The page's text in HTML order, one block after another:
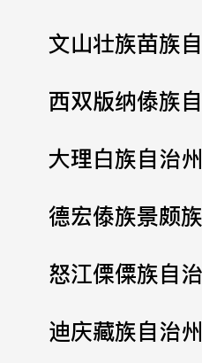
文山壮族苗族
西双版纳傣族
大理白族自治州
德宏傣族景颇
怒江傈僳族自
迪庆藏族自治州